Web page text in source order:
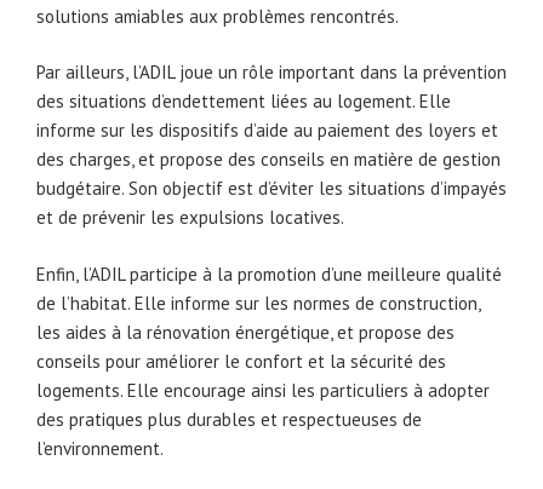
solutions amiables aux problèmes rencontrés.
Par ailleurs, l’ADIL joue un rôle important dans la prévention
des situations d’endettement liées au logement. Elle
informe sur les dispositifs d’aide au paiement des loyers et
des charges, et propose des conseils en matière de gestion
budgétaire. Son objectif est d’éviter les situations d’impayés
et de prévenir les expulsions locatives.
Enfin, l’ADIL participe à la promotion d’une meilleure qualité
de l’habitat. Elle informe sur les normes de construction,
les aides à la rénovation énergétique, et propose des
conseils pour améliorer le confort et la sécurité des
logements. Elle encourage ainsi les particuliers à adopter
des pratiques plus durables et respectueuses de
l’environnement.